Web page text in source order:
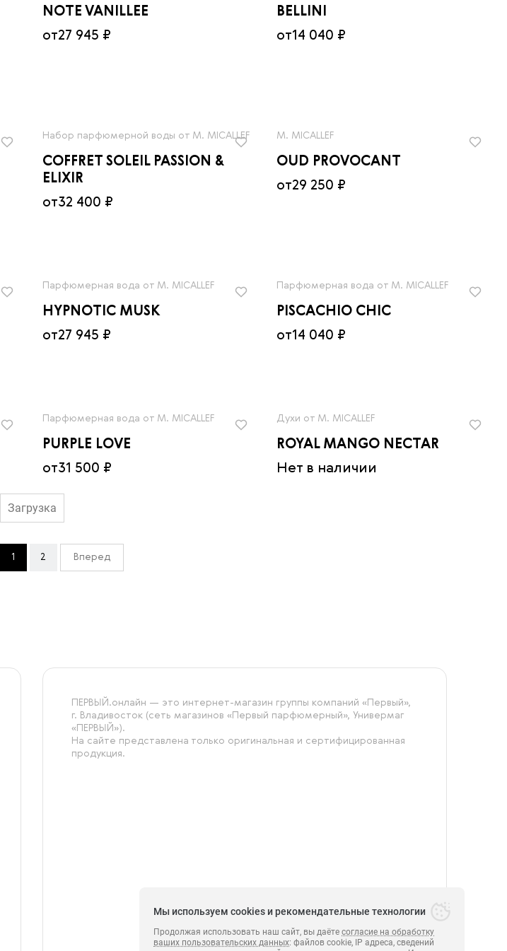
NOTE VANILLEE
от27 945 ₽
BELLINI
от14 040 ₽
Набор парфюмерной воды от M. MICALLEF
COFFRET SOLEIL PASSION &
ELIXIR
от32 400 ₽
M. MICALLEF
OUD PROVOCANT
от29 250 ₽
Парфюмерная вода от M. MICALLEF
HYPNOTIC MUSK
от27 945 ₽
Парфюмерная вода от M. MICALLEF
PISCACHIO CHIC
от14 040 ₽
Парфюмерная вода от M. MICALLEF
PURPLE LOVE
от31 500 ₽
Духи от M. MICALLEF
ROYAL MANGO NECTAR
Нет в наличии
Загрузка
1 2 Вперед
ПЕРВЫЙ.онлайн — это интернет-магазин группы компаний «‎Первый»,
г. Владивосток (сеть магазинов «Первый парфюмерный», Универмаг
«ПЕРВЫЙ»).
На сайте представлена только оригинальная и сертифицированная
продукция.
Мы используем cookies и рекомендательные технологии
Продолжая использовать наш сайт, вы даёте согласие на обработку
ваших пользовательских данных: файлов cookie, IP адреса, сведений